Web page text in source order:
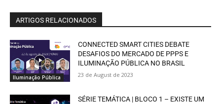
ARTIGOS RELACIONADOS
Iluminação Pública
CONNECTED SMART CITIES DEBATE
DESAFIOS DO MERCADO DE PPPS E
ILUMINAÇÃO PÚBLICA NO BRASIL
23 de August de 2023
SÉRIE TEMÁTICA | BLOCO 1 – EXISTE UM